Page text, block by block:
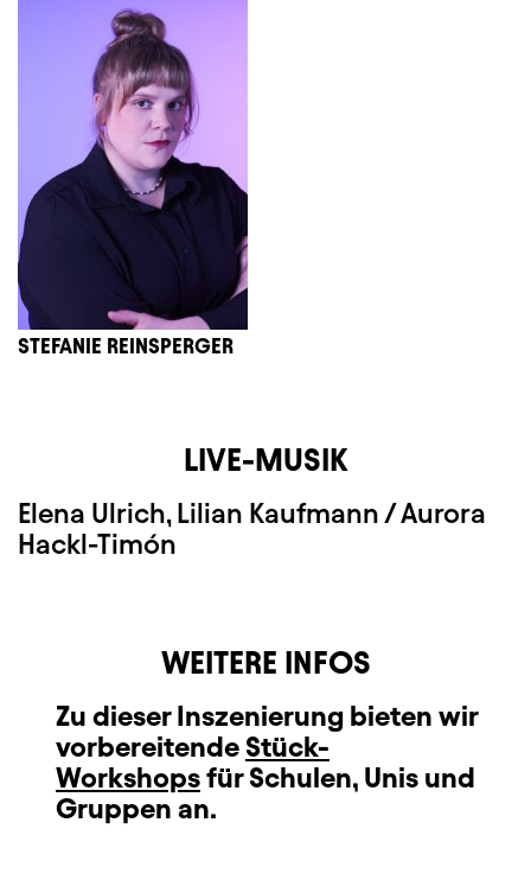
STEFANIE REINSPERGER
LIVE-MUSIK
Elena Ulrich, Lilian Kaufmann / Aurora
Hackl-Timón
WEITERE INFOS
Zu dieser Inszenierung bieten wir
vorbereitende Stück-
Workshopsfür Schulen, Unis und
Gruppen an.